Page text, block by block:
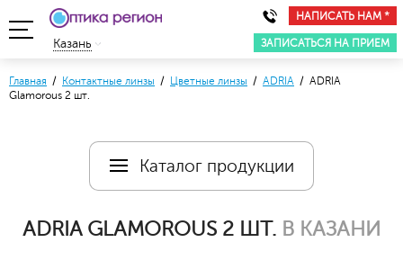
НАПИСАТЬ НАМ *
ЗАПИСАТЬСЯ НА ПРИЕМ
Казань
Главная / Контактные линзы / Цветные линзы / ADRIA / ADRIA
Glamorous 2 шт.
Каталог продукции
ADRIA GLAMOROUS 2 ШТ. В КАЗАНИ